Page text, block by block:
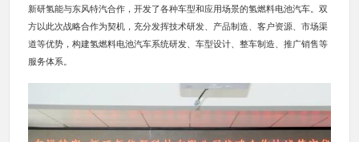
新研氢能与东风特汽合作，开发了各种车型和应用场景的氢燃料电池汽车。双
方以此次战略合作为契机，充分发挥技术研发、产品制造、客户资源、市场渠
道等优势，构建氢燃料电池汽车系统研发、车型设计、整车制造、推广销售等
服务体系。